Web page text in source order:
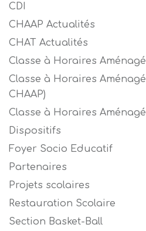
CDI
CHAAP Actualités
CHAT Actualités
Classe à Horaires
Classe à Horaires
CHAAP)
Classe à Horaires
Dispositifs
Foyer Socio Educatif
Partenaires
Projets scolaires
Restauration Scolaire
Section Basket-Ball